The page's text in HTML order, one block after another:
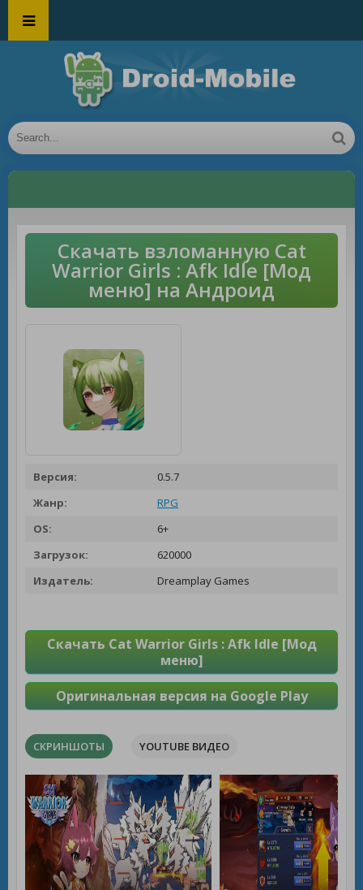
Скачать взломанную Cat
Warrior Girls : Afk Idle [Мод
меню] на Андроид
Версия:
0.5.7
Жанр:
RPG
OS:
6+
Загрузок:
620000
Издатель:
Dreamplay Games
Скачать Cat Warrior Girls : Afk Idle [Мод
меню]
Оригинальная версия на Google Play
СКРИНШОТЫ YOUTUBE ВИДЕО